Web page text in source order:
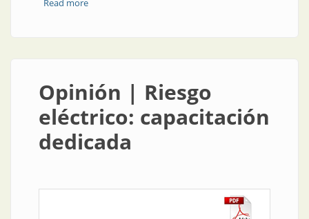
Read moreabout AADL | Capacitación de alto nivel académico en
Opinión | Riesgo
eléctrico: capacitación
dedicada